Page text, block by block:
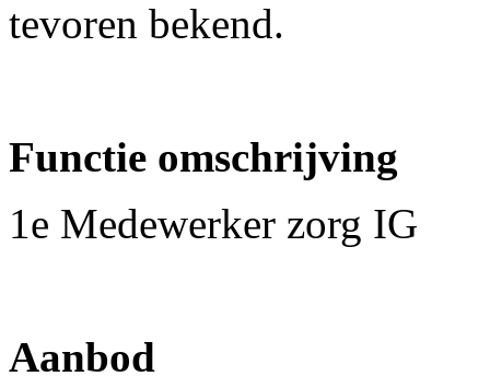
tevoren bekend.
Functie omschrijving
1e Medewerker zorg IG
Aanbod